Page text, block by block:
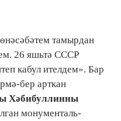
тамырдан
26 яшьтә СССР
кабул ителдем». Бар
бер арткан
Хәби­бул­линны
монументаль-